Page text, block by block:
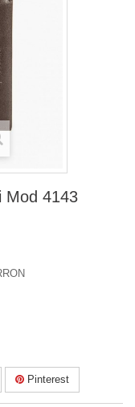
Mod 4143
Pinterest